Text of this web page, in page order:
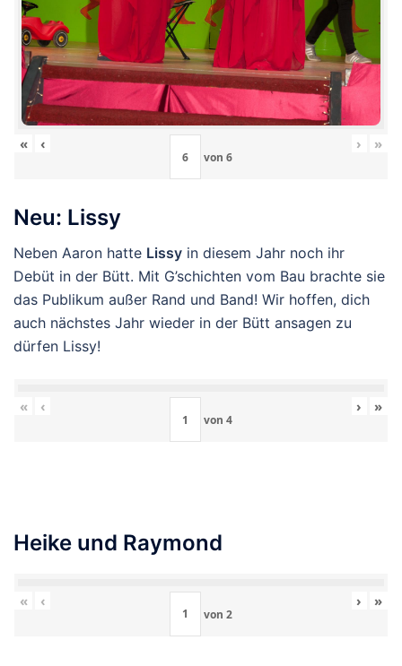
« ‹
von 6
› »
Neu: Lissy
Neben Aaron hatte Lissy in diesem Jahr noch ihr
Debüt in der Bütt. Mit G’schichten vom Bau brachte sie
das Publikum außer Rand und Band! Wir hoffen, dich
auch nächstes Jahr wieder in der Bütt ansagen zu
dürfen Lissy!
« ‹
von 4
› »
Heike und Raymond
« ‹
von 2
› »